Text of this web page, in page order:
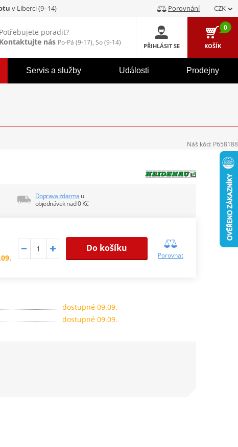
v Liberci (9–14) Porovnání CZK
Potřebujete poradit?
Kontaktujte nás Po-Pá (9-17), So (9-14) PŘIHLÁSIT SE
0
KOŠÍK
Servis a služby Události Prodejny
Doprava zdarma u
objednávek nad 0 Kč
Do košíku
Porovnat
dostupné 09.09.
dostupné 09.09.
Náš kód: P658188